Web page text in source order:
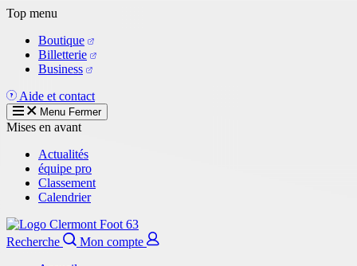
Aller
contenu
principal
Top menu
Boutique
Billetterie
Business
Aide et contact
Menu Fermer
Mises en avant
Actualités
équipe pro
Classement
Calendrier
Recherche
Mon compte